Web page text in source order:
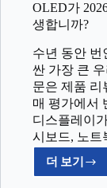
OLED가
생합니까?
수년 동안 번
싼 가장 큰
문은 제품 리
매 평가에서
디스플레이
시보드, 노트
더 보기